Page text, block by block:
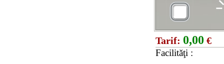
Tarif: 0,00 €
Facilităţi :